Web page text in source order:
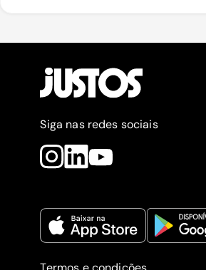
Siga nas redes sociais